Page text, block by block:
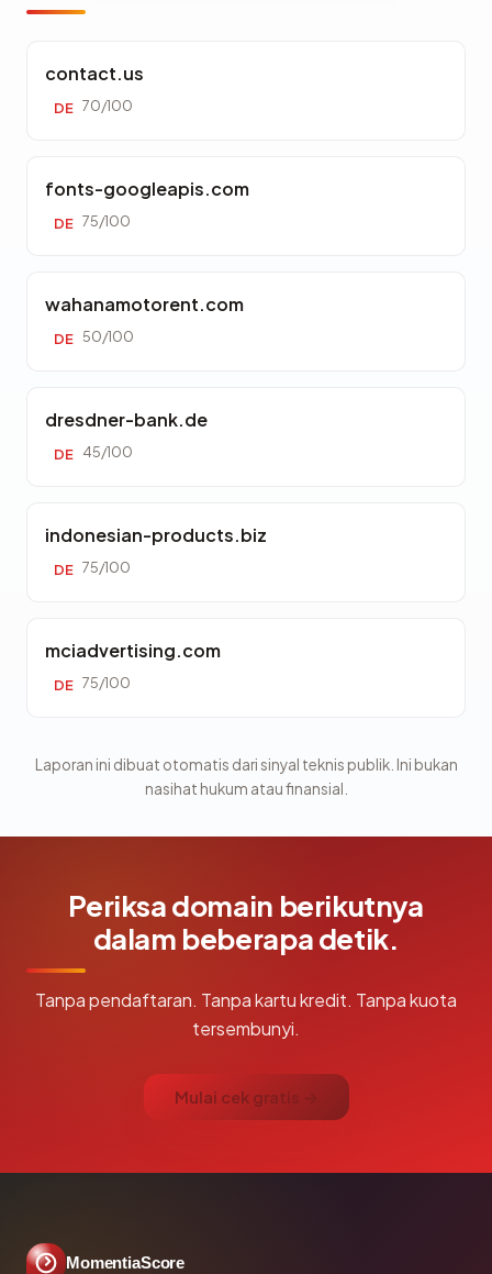
contact.us
DE 70/100
fonts-googleapis.com
DE 75/100
wahanamotorent.com
DE 50/100
dresdner-bank.de
DE 45/100
indonesian-products.biz
DE 75/100
mciadvertising.com
DE 75/100
Laporan ini dibuat otomatis dari sinyal teknis publik. Ini bukan
nasihat hukum atau finansial.
Periksa domain berikutnya
dalam beberapa detik.
Tanpa pendaftaran. Tanpa kartu kredit. Tanpa kuota
tersembunyi.
Mulai cek gratis →
MomentiaScore